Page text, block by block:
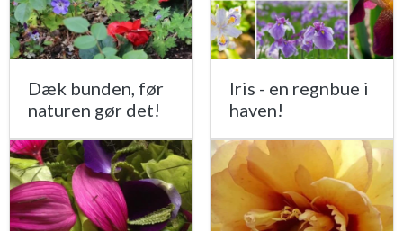
Dæk bunden, før
naturen gør det!
Iris - en regnbue i
haven!